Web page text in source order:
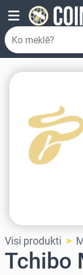
Visi produkti
Tchibo